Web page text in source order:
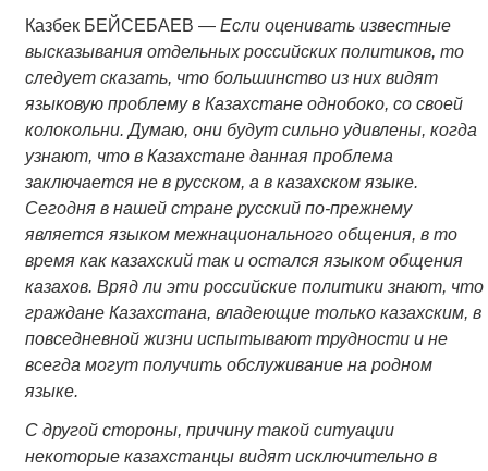
Казбек БЕЙСЕБАЕВ — Если оценивать известные
высказывания отдельных российских политиков, то
следует сказать, что большинство из них видят
языковую проблему в Казахстане однобоко, со своей
колокольни. Думаю, они будут сильно удивлены, когда
узнают, что в Казахстане данная проблема
заключается не в русском, а в казахском языке.
Сегодня в нашей стране русский по-прежнему
является языком межнационального общения, в то
время как казахский так и остался языком общения
казахов. Вряд ли эти российские политики знают, что
граждане Казахстана, владеющие только казахским, в
повседневной жизни испытывают трудности и не
всегда могут получить обслуживание на родном
языке.
С другой стороны, причину такой ситуации
некоторые казахстанцы видят исключительно в